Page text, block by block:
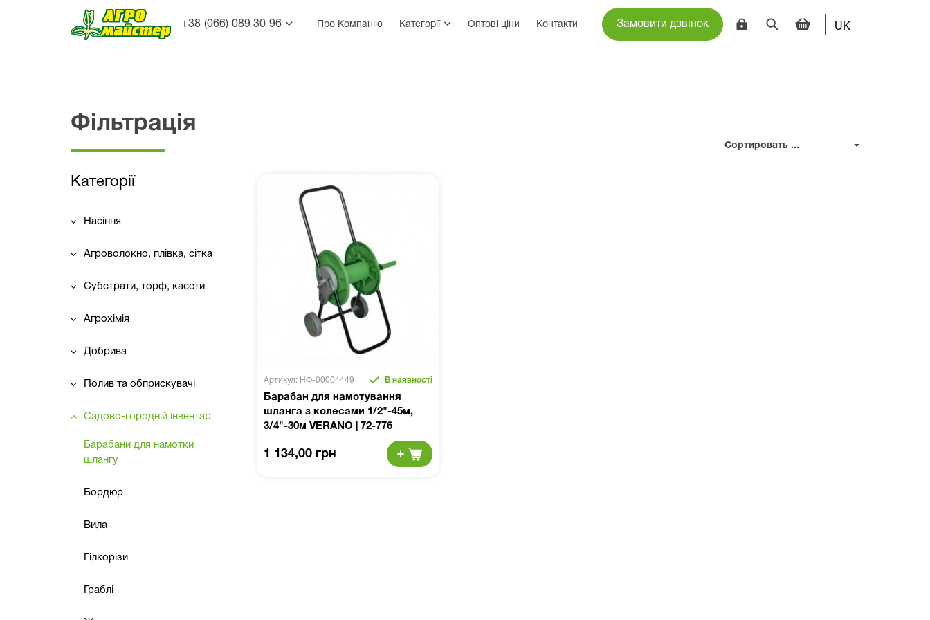
+38 (066) 089 30 96 Про Компанію Категорії Оптові ціни Контакти Замовити дзвінок UK
Фільтрація
Категорії
Насіння
Агроволокно, плівка, сітка
Субстрати, торф, касети
Агрохімія
Добрива
Полив та обприскувачі
Садово-городній інвентар
Барабани для намотки
шлангу
Бордюр
Вила
Гілкорізи
Граблі
Сортировать ...
Артикул: НФ-00004449 В наявності
Барабан для намотування
шланга з колесами 1/2"-45м,
3/4"-30м VERANO | 72-776
1 134,00 грн